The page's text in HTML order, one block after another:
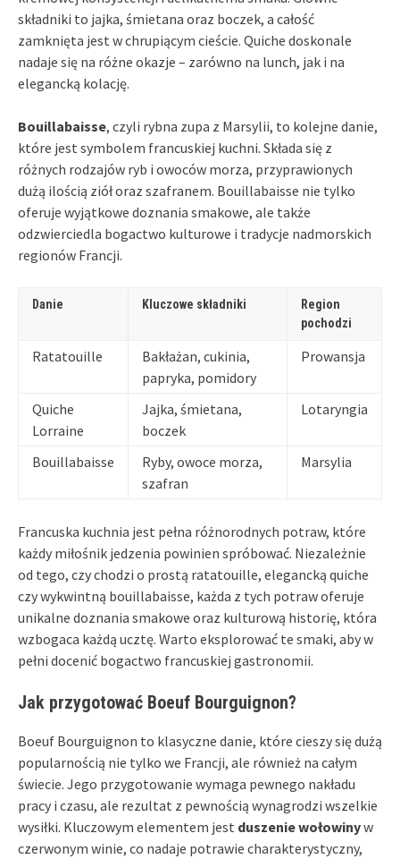
składniki to jajka, śmietana oraz boczek, a całość
zamknięta jest w chrupiącym cieście. Quiche doskonale
nadaje się na różne okazje – zarówno na lunch, jak i na
elegancką kolację.
Bouillabaisse, czyli rybna zupa z Marsylii, to kolejne danie,
które jest symbolem francuskiej kuchni. Składa się z
różnych rodzajów ryb i owoców morza, przyprawionych
dużą ilością ziół oraz szafranem. Bouillabaisse nie tylko
oferuje wyjątkowe doznania smakowe, ale także
odzwierciedla bogactwo kulturowe i tradycje nadmorskich
regionów Francji.
Danie Kluczowe składniki
Region
pochodzi
Ratatouille
Bakłażan, cukinia,
papryka, pomidory
Prowansja
Quiche
Lorraine
Jajka, śmietana,
boczek
Lotaryngia
Bouillabaisse
Ryby, owoce morza,
szafran
Marsylia
Francuska kuchnia jest pełna różnorodnych potraw, które
każdy miłośnik jedzenia powinien spróbować. Niezależnie
od tego, czy chodzi o prostą ratatouille, elegancką quiche
czy wykwintną bouillabaisse, każda z tych potraw oferuje
unikalne doznania smakowe oraz kulturową historię, która
wzbogaca każdą ucztę. Warto eksplorować te smaki, aby w
pełni docenić bogactwo francuskiej gastronomii.
Jak przygotować Boeuf Bourguignon?
Boeuf Bourguignon to klasyczne danie, które cieszy się dużą
popularnością nie tylko we Francji, ale również na całym
świecie. Jego przygotowanie wymaga pewnego nakładu
pracy i czasu, ale rezultat z pewnością wynagrodzi wszelkie
wysiłki. Kluczowym elementem jest duszenie wołowinyw
czerwonym winie, co nadaje potrawie charakterystyczny,